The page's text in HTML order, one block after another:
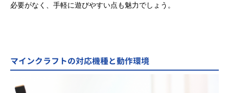
必要がなく、手軽に遊びやすい点も魅力でしょう。
マインクラフトの対応機種と動作環境